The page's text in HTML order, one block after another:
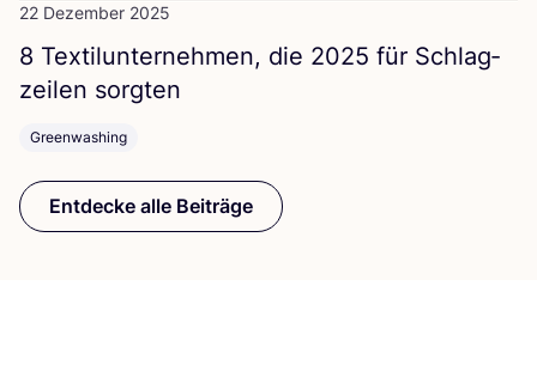
22 Dezember 2025
8 Tex­til­un­ter­neh­men, die 2025 für Schlag­
zei­len sorgten
Greenwashing
Entdecke alle Beiträge